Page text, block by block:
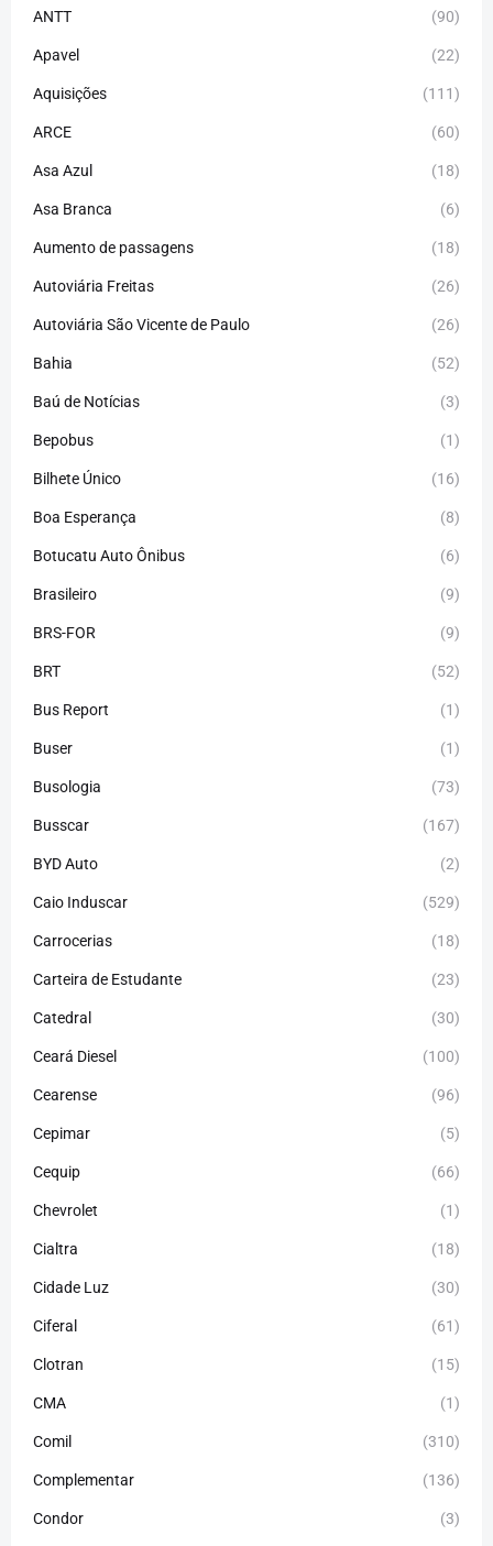
ANTT (90)
Apavel (22)
Aquisições (111)
ARCE (60)
Asa Azul (18)
Asa Branca (6)
Aumento de passagens (18)
Autoviária Freitas (26)
Autoviária São Vicente de Paulo (26)
Bahia (52)
Baú de Notícias (3)
Bepobus (1)
Bilhete Único (16)
Boa Esperança (8)
Botucatu Auto Ônibus (6)
Brasileiro (9)
BRS-FOR (9)
BRT (52)
Bus Report (1)
Buser (1)
Busologia (73)
Busscar (167)
BYD Auto (2)
Caio Induscar (529)
Carrocerias (18)
Carteira de Estudante (23)
Catedral (30)
Ceará Diesel (100)
Cearense (96)
Cepimar (5)
Cequip (66)
Chevrolet (1)
Cialtra (18)
Cidade Luz (30)
Ciferal (61)
Clotran (15)
CMA (1)
Comil (310)
Complementar (136)
Condor (3)